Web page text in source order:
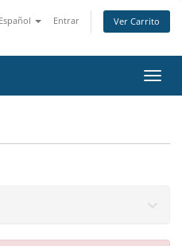
Español Entrar Ver Carrito